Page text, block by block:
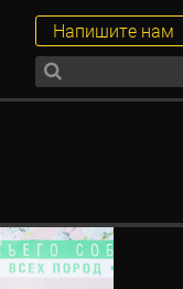
Напишите нам